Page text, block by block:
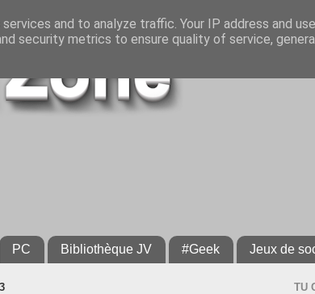
PC Bibliothèque JV #Geek Jeux de
TU
and to analyze traffic. Your IP address and
security metrics to ensure quality of service,